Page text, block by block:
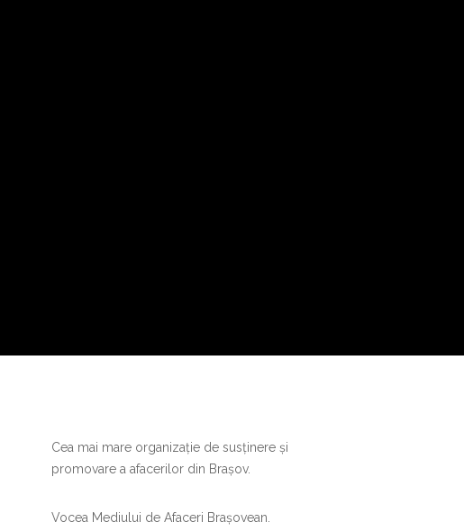
Cea mai mare organizație de susținere și
promovare a afacerilor din Brașov.
Vocea Mediului de Afaceri Brașovean.